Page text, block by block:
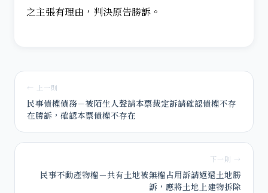
之主張有理由，判決原告勝訴。
← 上一則
民事債權債務－被陌生人聲請本票裁定訴請確認債權不存
在勝訴，確認本票債權不存在
下一則 →
民事不動產物權－共有土地被無權占用訴請返還土地勝
訴，應將土地上建物拆除